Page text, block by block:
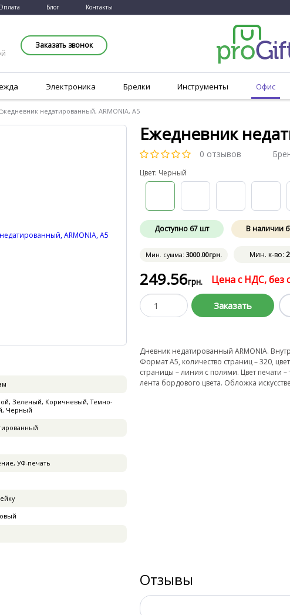
Блог Контакты
Заказать звонок
Электроника Брелки Инструменты Офис
Ежедневник недатированный, ARMONIA, А5
Зеленый, Коричневый, Темно-
Черный
УФ-печать
Ежедневник
0 отзывов
Цвет: Черный
Доступно 67 шт В наличии
Мин. сумма:3000.00грн. Мин. к-во:
249.56грн. Цена с НДС, без
Заказать
Дневник недатированный ARMONIA.
Формат А5, количество страниц – 320,
страницы – линия с полями. Цвет печати
лента бордового цвета. Обложка
Отзывы